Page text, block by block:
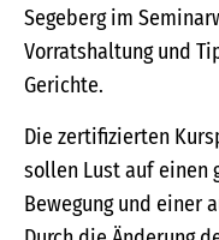
Segeberg im
Vorratshaltung und
Gerichte.
Die zertifizierten
sollen Lust auf einen
Bewegung und einer